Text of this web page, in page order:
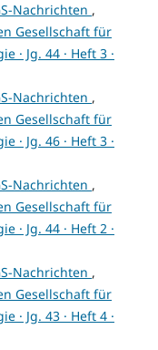
Nachrichten ,
Gesellschaft für
· Jg. 44 · Heft 3 ·
Nachrichten ,
Gesellschaft für
· Jg. 46 · Heft 3 ·
Nachrichten ,
Gesellschaft für
· Jg. 44 · Heft 2 ·
Nachrichten ,
Gesellschaft für
· Jg. 43 · Heft 4 ·